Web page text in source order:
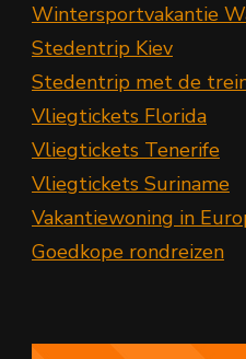
Wintersportvakantie
Stedentrip Kiev
Stedentrip met de
Vliegtickets Florida
Vliegtickets Tenerife
Vliegtickets Suriname
Vakantiewoning in
Goedkope rondreizen